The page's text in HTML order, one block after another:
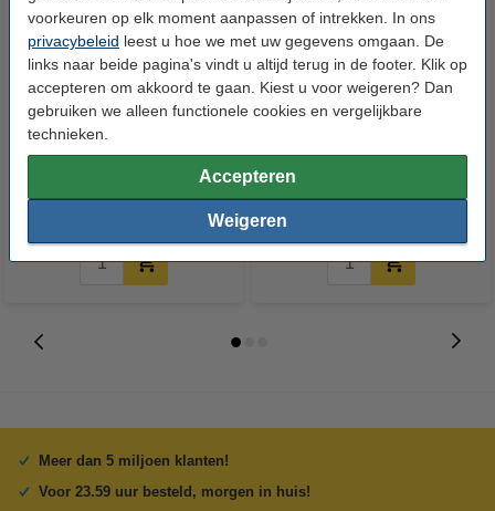
voorkeuren op elk moment aanpassen of intrekken. In ons
privacybeleid leest u hoe we met uw gegevens omgaan. De
links naar beide pagina's vindt u altijd terug in de footer. Klik op
accepteren om akkoord te gaan. Kiest u voor weigeren? Dan
gebruiken we alleen functionele cookies en vergelijkbare
technieken.
Accepteren
Weigeren
123accu Xtreme Power MN1500
Penlite AA batterij 24 stuks
€ 14,95 Incl. 21% btw
123inkt kopieerpapier 1 pak van
€ 7,25 Incl. 21% btw
Meer dan 5 miljoen klanten!
Voor 23.59 uur besteld, morgen in huis!